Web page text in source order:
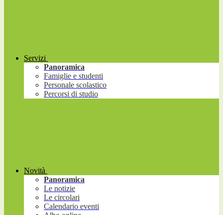
Servizi
Panoramica
Famiglie e studenti
Personale scolastico
Percorsi di studio
Novità
Panoramica
Le notizie
Le circolari
Calendario eventi